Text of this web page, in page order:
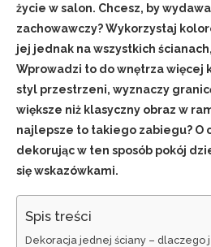
życie w salon. Chcesz, by
zachowawczy? Wykorzystaj
jej jednak na wszystkich
Wprowadzi to do wnętrza więcej
styl przestrzeni, wyznaczy
większe niż klasyczny obraz w
najlepsze to takiego zabiegu? O
dekorując w ten sposób pokój
się wskazówkami.
Spis treści
Dekoracja jednej ściany – dlaczego